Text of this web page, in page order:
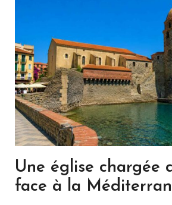
Une église chargée
face à la